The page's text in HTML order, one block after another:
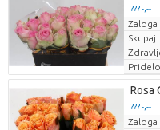
??? -,--
Cena
Zaloga
Skupaj:
Rosa
??? -,--
Cena
Zaloga